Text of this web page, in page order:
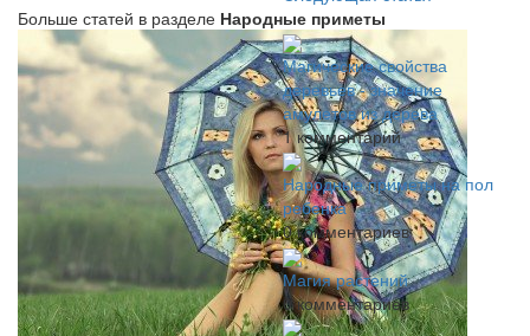
Больше статей в разделе Народные приметы
Магические свойства
деревьев - значение
амулетов из дерева
1 комментарий
Народные приметы на пол
ребенка
0 комментариев
Магия растений
0 комментариев